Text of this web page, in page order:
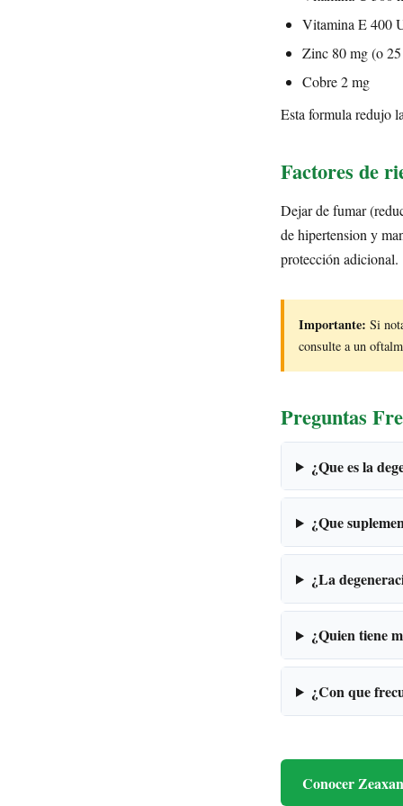
Vitamina E 400
Zinc 80 mg (o
Cobre 2 mg
Esta formula redujo
Factores de
Dejar de fumar
de hipertension y
protección adicional.
Importante: Si
consulte a un
Preguntas
¿Que es la
¿Que
¿La
¿Quien tiene
¿Con que
Conocer Zeaxan